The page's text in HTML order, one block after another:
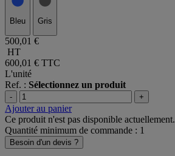
Bleu Gris
500,01 €
HT
600,01 € TTC
L'unité
Ref. : Sélectionnez un produit
- +
Ajouter au panier
Ce produit n'est pas disponible actuellement.
Quantité minimum de commande : 1
Besoin d'un devis ?